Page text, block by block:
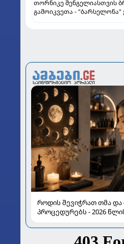
თორნიკე შენგელიასთვის
გამოიკვეთა - "ბარსელონა"
როდის შევიჭრათ თმა
პროცედურებს - 2026